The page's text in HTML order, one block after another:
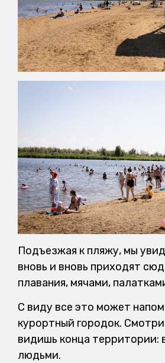
Подъезжая к пляжу, мы
вновь и вновь приходят
плавания, мячами,
С виду все это может
курортный городок.
видишь конца территории:
людьми.